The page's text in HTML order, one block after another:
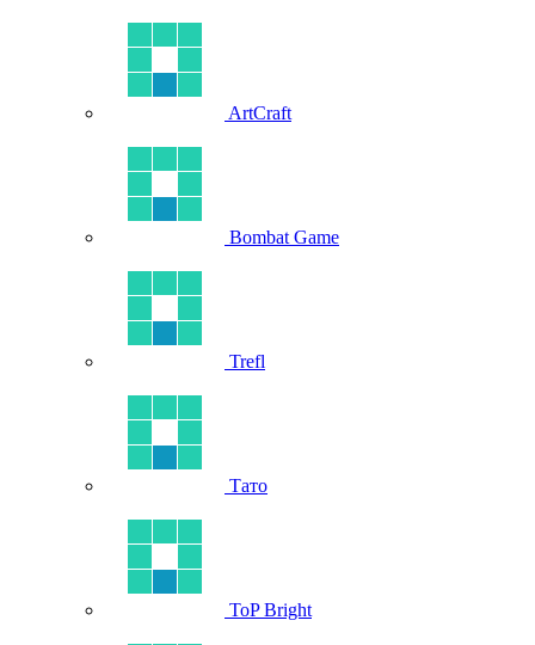
ArtCraft
Bombat Game
Trefl
Тато
ToP Bright